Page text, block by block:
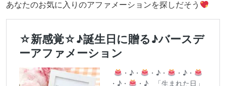
あなたのお気に入りのアファメーションを探しだそう